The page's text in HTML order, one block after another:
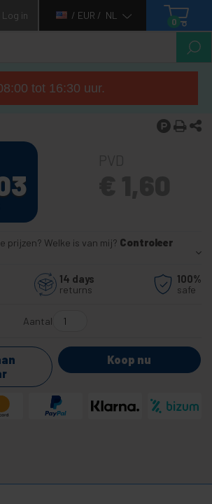
Log in / EUR / NL
0
tot 16:30 uur.
prijzen? Welke is van mij? Controleer
14 days
returns
100%
safe
Aantal
Koop nu